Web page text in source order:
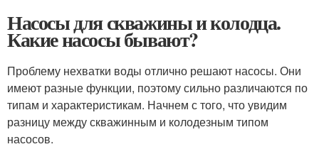
Насосы для скважины и колодца.
Какие насосы бывают?
Проблему нехватки воды отлично решают насосы. Они
имеют разные функции, поэтому сильно различаются по
типам и характеристикам. Начнем с того, что увидим
разницу между скважинным и колодезным типом
насосов.